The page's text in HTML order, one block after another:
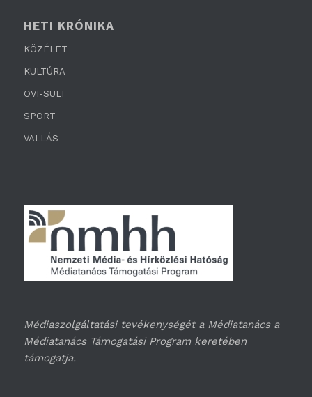
HETI KRÓNIKA
KÖZÉLET
KULTÚRA
OVI-SULI
SPORT
VALLÁS
Médiaszolgáltatási tevékenységét a Médiatanács a
Médiatanács Támogatási Program keretében
támogatja.